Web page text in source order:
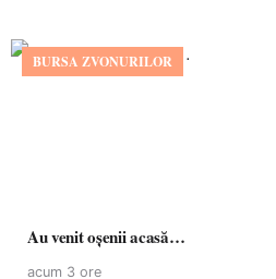
BURSA ZVONURILOR
Au venit oșenii acasă…
acum 3 ore